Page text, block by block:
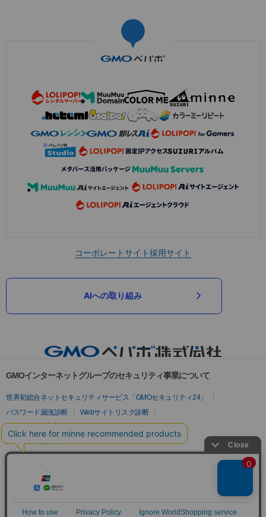
コーポレートサイト採用サイト
AIへの取り組み
GMOインターネットグループのセキュリティ事業について
世界初総合ネットセキュリティサービス「GMOセキュリティ24」
パスワード漏洩診断
Webサイトリスク診断
セキュリティ相談AIチャットボット
実在証明・盗聴対策
サイバー攻撃対策（GMOサイバーセキュリティ byイエラエ）
サイバー攻撃対策（GMO Flatt Security）
セキュリティ事業の軌跡